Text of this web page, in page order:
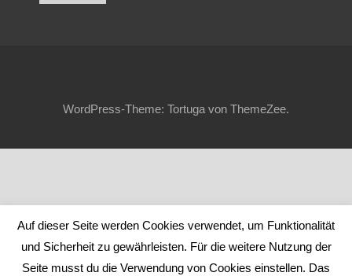
WordPress-Theme: Tortuga von ThemeZee.
Auf dieser Seite werden Cookies verwendet, um Funktionalität
und Sicherheit zu gewährleisten. Für die weitere Nutzung der
Seite musst du die Verwendung von Cookies einstellen. Das